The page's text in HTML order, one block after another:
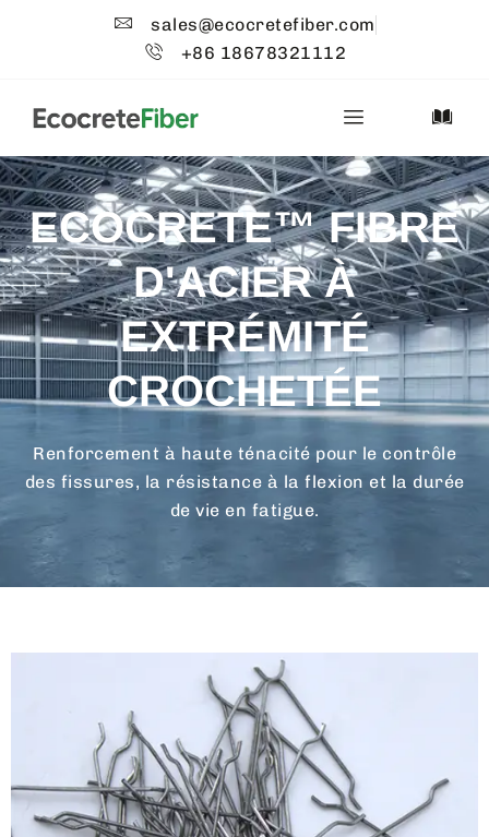
sales@ecocretefiber.com
+86 18678321112
ECOCRETE™ FIBRE
D'ACIER À
EXTRÉMITÉ
CROCHETÉE
Renforcement à haute ténacité pour le contrôle
des fissures, la résistance à la flexion et la durée
de vie en fatigue.